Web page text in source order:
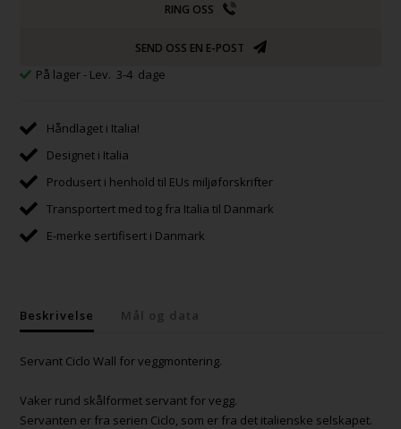
RING OSS
SEND OSS EN E-POST
På lager - Lev. 3-4 dage
Håndlaget i Italia!
Designet i Italia
Produsert i henhold til EUs miljøforskrifter
Transportert med tog fra Italia til Danmark
E-merke sertifisert i Danmark
Beskrivelse Mål og data
Servant Ciclo Wall for veggmontering.
Vaker rund skålformet servant for vegg.
Servanten er fra serien Ciclo, som er fra det italienske selskapet.